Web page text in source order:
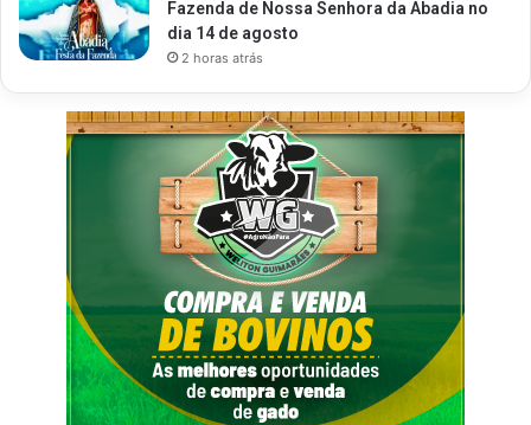
Fazenda de Nossa Senhora da Abadia no
dia 14 de agosto
2 horas atrás